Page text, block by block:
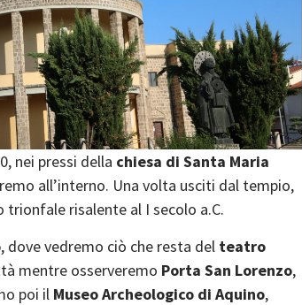
nei pressi della chiesa di Santa Maria
all’interno. Una volta usciti dal tempio,
trionfale risalente al I secolo a.C.
, dove vedremo ciò che resta del teatro
mentre osserveremo Porta San Lorenzo,
poi il Museo Archeologico di Aquino,